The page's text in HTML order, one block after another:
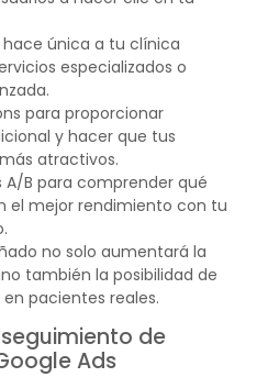
única a tu clínica
especializados o
para proporcionar
y hacer que tus
atractivos.
A/B para comprender qué
el mejor rendimiento con tu
no solo aumentará la
también la posibilidad de
pacientes reales.
de
Ads